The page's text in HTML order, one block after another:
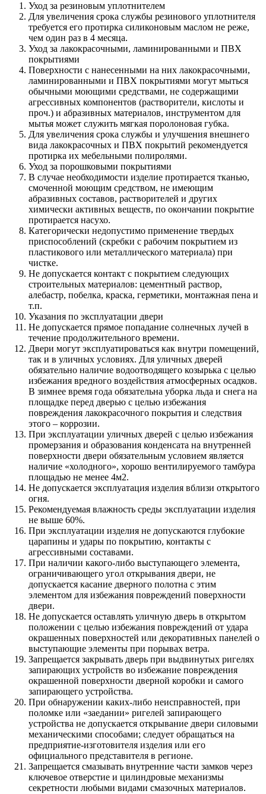
Уход за резиновым уплотнителем
Для увеличения срока службы резинового уплотнителя
требуется его протирка силиконовым маслом не реже,
чем один раз в 4 месяца.
Уход за лакокрасочными, ламинированными и ПВХ
покрытиями
Поверхности с нанесенными на них лакокрасочными,
ламинированными и ПВХ покрытиями могут мыться
обычными моющими средствами, не содержащими
агрессивных компонентов (растворители, кислоты и
проч.) и абразивных материалов, инструментом для
мытья может служить мягкая поролоновая губка.
Для увеличения срока службы и улучшения внешнего
вида лакокрасочных и ПВХ покрытий рекомендуется
протирка их мебельными полиролями.
Уход за порошковыми покрытиями
В случае необходимости изделие протирается тканью,
смоченной моющим средством, не имеющим
абразивных составов, растворителей и других
химически активных веществ, по окончании покрытие
протирается насухо.
Категорически недопустимо применение твердых
приспособлений (скребки с рабочим покрытием из
пластикового или металлического материала) при
чистке.
Не допускается контакт с покрытием следующих
строительных материалов: цементный раствор,
алебастр, побелка, краска, герметики, монтажная пена и
т.п.
Указания по эксплуатации двери
Не допускается прямое попадание солнечных лучей в
течение продолжительного времени.
Двери могут эксплуатироваться как внутри помещений,
так и в уличных условиях. Для уличных дверей
обязательно наличие водоотводящего козырька с целью
избежания вредного воздействия атмосферных осадков.
В зимнее время года обязательна уборка льда и снега на
площадке перед дверью с целью избежания
повреждения лакокрасочного покрытия и следствия
этого – коррозии.
При эксплуатации уличных дверей с целью избежания
промерзания и образования конденсата на внутренней
поверхности двери обязательным условием является
наличие «холодного», хорошо вентилируемого тамбура
площадью не менее 4м2.
Не допускается эксплуатация изделия вблизи открытого
огня.
Рекомендуемая влажность среды эксплуатации изделия
не выше 60%.
При эксплуатации изделия не допускаются глубокие
царапины и удары по покрытию, контакты с
агрессивными составами.
При наличии какого-либо выступающего элемента,
ограничивающего угол открывания двери, не
допускается касание дверного полотна с этим
элементом для избежания повреждений поверхности
двери.
Не допускается оставлять уличную дверь в открытом
положении с целью избежания повреждений от удара
окрашенных поверхностей или декоративных панелей о
выступающие элементы при порывах ветра.
Запрещается закрывать дверь при выдвинутых ригелях
запирающих устройств во избежание повреждения
окрашенной поверхности дверной коробки и самого
запирающего устройства.
При обнаружении каких-либо неисправностей, при
поломке или «заедании» ригелей запирающего
устройства не допускается открывание двери силовыми
механическими способами; следует обращаться на
предприятие-изготовителя изделия или его
официального представителя в регионе.
Запрещается смазывать внутренние части замков через
ключевое отверстие и цилиндровые механизмы
секретности любыми видами смазочных материалов.